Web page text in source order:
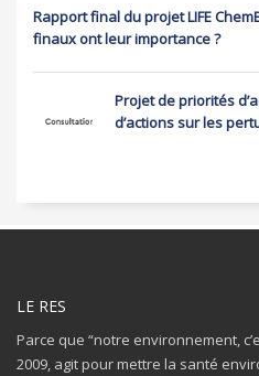
Rapport final du projet LIFE
finaux ont leur importance ?
Projet de priorités
d’actions sur les
LE RES
Parce que “notre environnement,
2009, agit pour mettre la santé